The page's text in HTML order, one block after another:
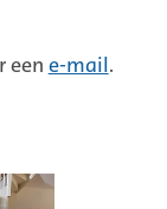
een e-mail.